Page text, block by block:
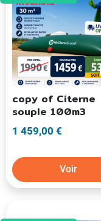
copy of Citerne
souple 100m3
1 459,00 €
Voir